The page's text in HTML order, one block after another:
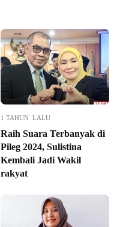
1 TAHUN LALU
Raih Suara Terbanyak di
Pileg 2024, Sulistina
Kembali Jadi Wakil
rakyat